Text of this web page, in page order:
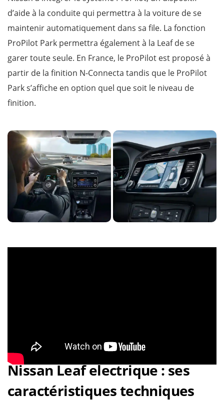
d’aide à la conduite qui permettra à la voiture de se
maintenir automatiquement dans sa file. La fonction
ProPilot Park permettra également à la Leaf de se
garer toute seule. En France, le ProPilot est proposé à
partir de la finition N-Connecta tandis que le ProPilot
Park s’affiche en option quel que soit le niveau de
finition.
Nissan Leaf electrique : ses
caractéristiques techniques